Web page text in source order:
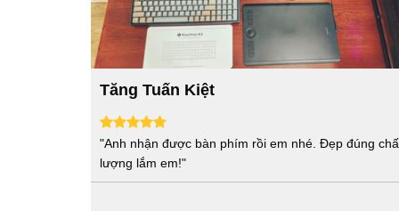
Tăng Tuấn Kiệt
"Anh nhận được bàn phím rồi em nhé. Đẹp đúng
lượng lắm em!"